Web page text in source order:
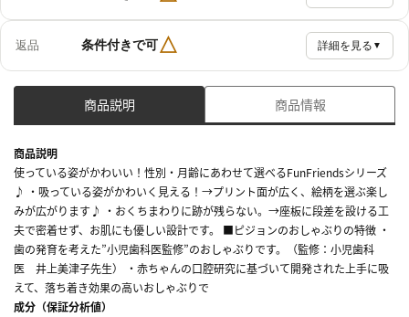
返品 条件付きで可△ 詳細を見る ▼
商品説明 商品情報
商品説明
使っている姿がかわいい！性別・月齢にあわせて選べるFunFriendsシリーズ
♪ ・吸っている姿がかわいく見える！→プリント面が広く、絵柄を選ぶ楽し
みが広がります♪ ・おくちまわりに跡が残らない。→座板に段差を設ける工
夫で密着せず、お肌にも優しい設計です。 ■ピジョンのおしゃぶりの特徴 ・
歯の発育を考えた”小児歯科医監修”のおしゃぶりです。（監修：小児歯科
医 井上美津子先生） ・赤ちゃんの口腔研究に基づいて開発された上手に吸
えて、落ち着き効果の高いおしゃぶりで
成分（保証分析値）